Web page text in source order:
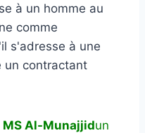
à un homme au
comme
s'adresse à une
un contractant
MS Al-Munajjidun